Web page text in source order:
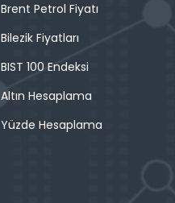
Brent Petrol Fiyatı
Bilezik Fiyatları
BIST 100 Endeksi
Altın Hesaplama
Yüzde Hesaplama